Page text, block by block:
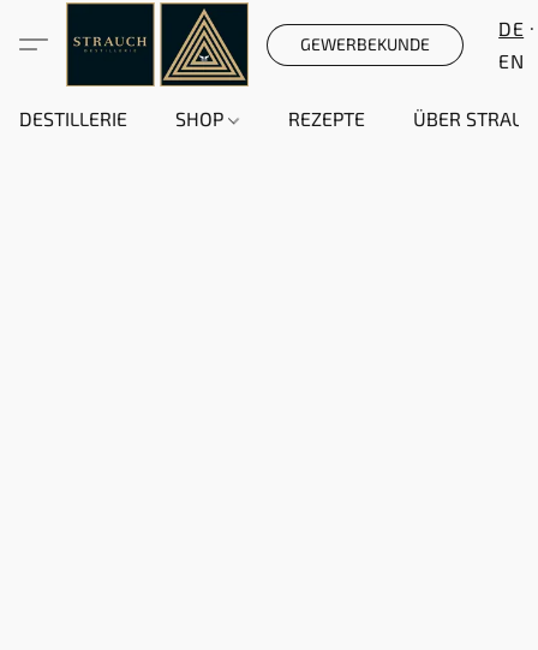
GEWERBEKUNDE
DE
EN
DESTILLERIE SHOP REZEPTE ÜBER